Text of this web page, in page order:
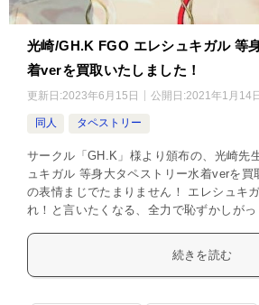
光崎/GH.K FGO エレシュキガル 等
着verを買取いたしました！
更新日:2023年6月15日 公開日:2021年1月14日
同人 タペストリー
サークル「GH.K」様より頒布の、光崎先
ュキガル 等身大タペストリー水着verを買
の表情まじでたまりません！ エレシュキ
れ！と言いたくなる、全力で恥ずかしが
続きを読む